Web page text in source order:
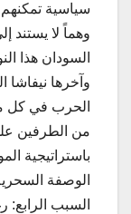
سياسية
وهماً لا
السودان هذا
وآخرها
الحرب في كل
من الطرفين
باستراتيجية
الوصفة
السبب الرابع: